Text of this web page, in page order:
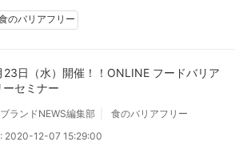
のバリアフリー
23日（水）開催！！ONLINE フードバリア
ーセミナー
ランドNEWS編集部
食のバリアフリー
2020-12-07 15:29:00